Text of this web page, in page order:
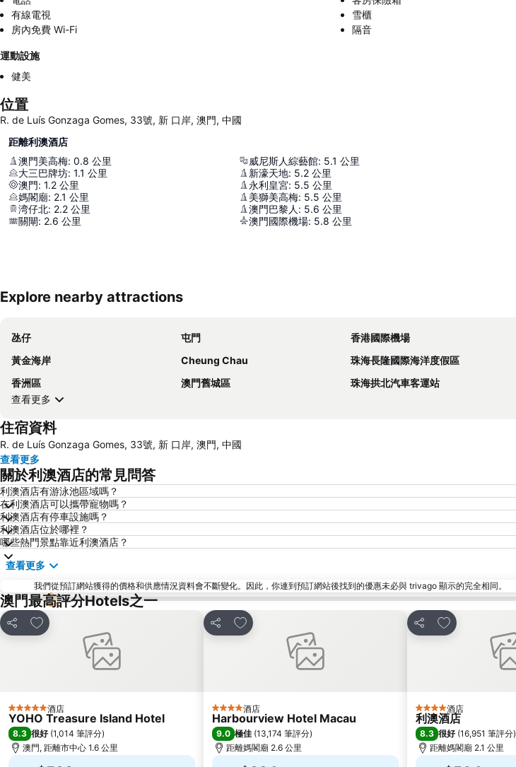
有線電視
雪櫃
房內免費 Wi-Fi
隔音
運動設施
健美
位置
R. de Luís Gonzaga Gomes, 33號, 新 口岸, 澳門, 中國
距離利澳酒店
澳門美高梅: 0.8 公里
大三巴牌坊: 1.1 公里
澳門: 1.2 公里
媽閣廟: 2.1 公里
湾仔北: 2.2 公里
關閘: 2.6 公里
威尼斯人綜藝館: 5.1 公里
新濠天地: 5.2 公里
永利皇宮: 5.5 公里
美獅美高梅: 5.5 公里
澳門巴黎人 : 5.6 公里
澳門國際機場: 5.8 公里
Explore nearby attractions
氹仔 屯門 香港國際機場
黃金海岸
Cheung Chau 珠海長隆國際海洋度假區
香洲區
澳門舊城區 珠海拱北汽車客運站
查看更多
住宿資料
R. de Luís Gonzaga Gomes, 33號, 新 口岸, 澳門, 中國
查看更多
關於利澳酒店的常見問答
利澳酒店有游泳池區域嗎？
在利澳酒店可以攜帶寵物嗎？
利澳酒店有停車設施嗎？
利澳酒店位於哪裡？
哪些熱門景點靠近利澳酒店？
查看更多
我們從預訂網站獲得的價格和供應情況資料會不斷變化。因此，你連到預訂網站後找到的優惠未必與 trivago 顯示的完全相同。
澳門最高評分Hotels之一
分享
放到收藏夾
5 星級 酒店
YOHO Treasure Island Hotel
8.3 很好 (1,014 筆評分)
澳門, 距離市中心 1.6 公里
分享
放到收藏夾
4 星級 酒店
Harbourview Hotel Macau
9.0 極佳 (13,174 筆評分)
距離媽閣廟 2.6 公里
分享
放到收藏夾
4 星級 酒店
利澳酒店
8.3 很好 (16,951 筆評分)
距離媽閣廟 2.1 公里